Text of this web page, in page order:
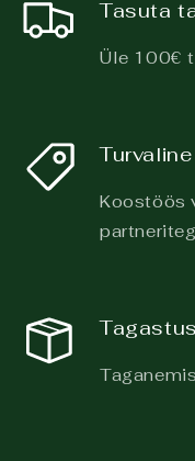
Tasuta
Üle 100€
Koostöös